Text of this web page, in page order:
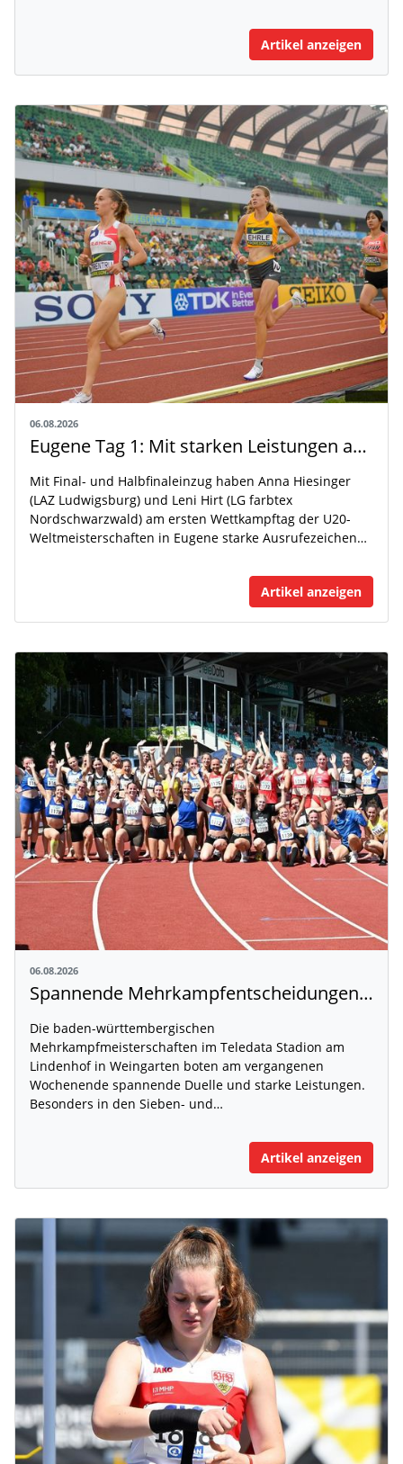
Artikel anzeigen
06.08.2026
Eugene Tag 1: Mit starken Leistungen auf der WM-Bühne
Mit Final- und Halbfinaleinzug haben Anna Hiesinger
(LAZ Ludwigsburg) und Leni Hirt (LG farbtex
Nordschwarzwald) am ersten Wettkampftag der U20-
Weltmeisterschaften in Eugene starke Ausrufezeichen…
Artikel anzeigen
06.08.2026
Spannende Mehrkampfentscheidungen in Weingarten
Die baden-württembergischen
Mehrkampfmeisterschaften im Teledata Stadion am
Lindenhof in Weingarten boten am vergangenen
Wochenende spannende Duelle und starke Leistungen.
Besonders in den Sieben- und…
Artikel anzeigen